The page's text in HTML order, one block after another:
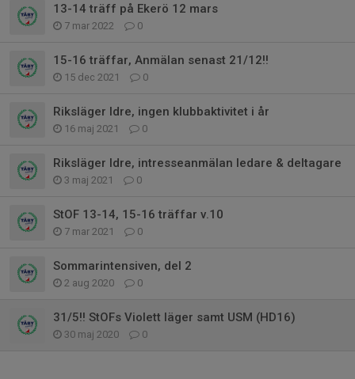
13-14 träff på Ekerö 12 mars
7 mar 2022 0
15-16 träffar, Anmälan senast 21/12!!
15 dec 2021 0
Riksläger Idre, ingen klubbaktivitet i år
16 maj 2021 0
Riksläger Idre, intresseanmälan ledare & deltagare
3 maj 2021 0
StOF 13-14, 15-16 träffar v.10
7 mar 2021 0
Sommarintensiven, del 2
2 aug 2020 0
31/5!! StOFs Violett läger samt USM (HD16)
30 maj 2020 0